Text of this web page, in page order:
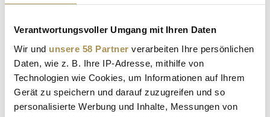
Verantwortungsvoller Umgang mit Ihren Daten
Wir und unsere 58 Partner verarbeiten Ihre persönlichen
Daten, wie z. B. Ihre IP-Adresse, mithilfe von
Technologien wie Cookies, um Informationen auf Ihrem
Gerät zu speichern und darauf zuzugreifen und so
personalisierte Werbung und Inhalte, Messungen von